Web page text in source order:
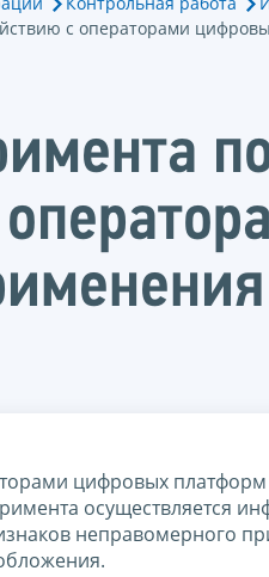
с операторами
цифровых
осуществляется
неправомерного